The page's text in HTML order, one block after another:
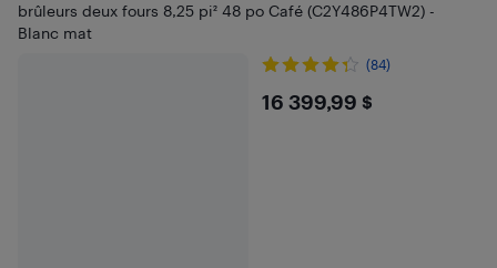
brûleurs deux fours 8,25 pi² 48 po Café (C2Y486P4TW2) -
Blanc mat
(84)
$16399.99
16 399,99 $